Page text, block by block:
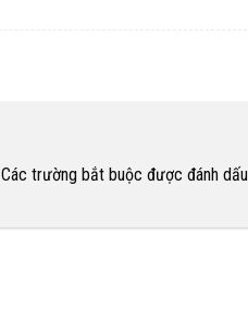
Các trường bắt buộc được đánh dấu